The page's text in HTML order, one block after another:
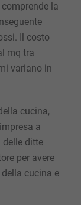
la
Il costo
mq tra
variano in
cucina,
a
delle ditte
per avere
cucina e